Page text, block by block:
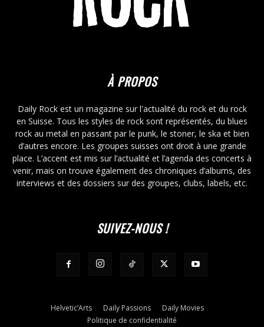
À PROPOS
Daily Rock est un magazine sur l'actualité du rock et du rock
en Suisse. Tous les styles de rock sont représentés, du blues
rock au metal en passant par le punk, le stoner, le ska et bien
d’autres encore. Les groupes suisses ont droit à une grande
place. L’accent est mis sur l’actualité et l’agenda des concerts à
venir, mais on trouve également des chroniques d’albums, des
interviews et des dossiers sur des groupes, clubs, labels, etc.
SUIVEZ-NOUS !
Helvetic’Arts Daily Passions
Daily Movies
Politique de confidentialité